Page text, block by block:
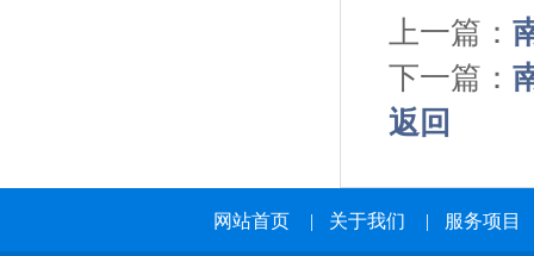
上一篇：
下一篇：
返回
网站首页 | 关于我们 | 服务项目